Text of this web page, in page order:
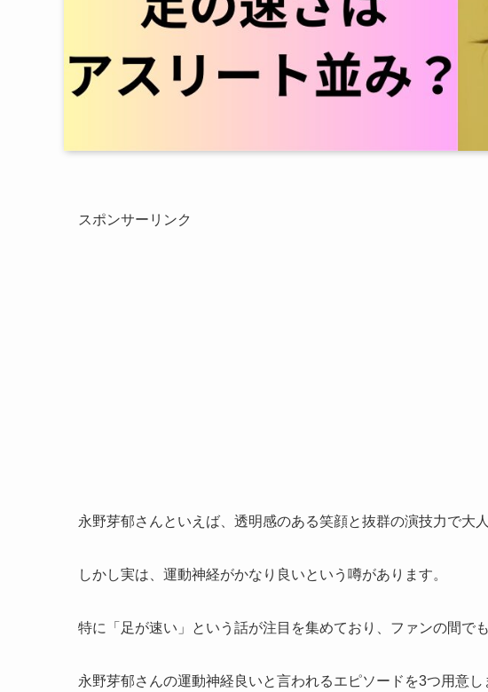
スポンサーリンク
永野芽郁さんといえば、透明感のある笑顔と抜群の演技力で大
しかし実は、運動神経がかなり良いという噂があります。
特に「足が速い」という話が注目を集めており、ファンの間で
永野芽郁さんの運動神経良いと言われるエピソードを3つ用意し